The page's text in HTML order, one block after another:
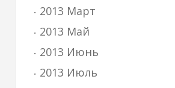
2013 Март
2013 Май
2013 Июнь
2013 Июль